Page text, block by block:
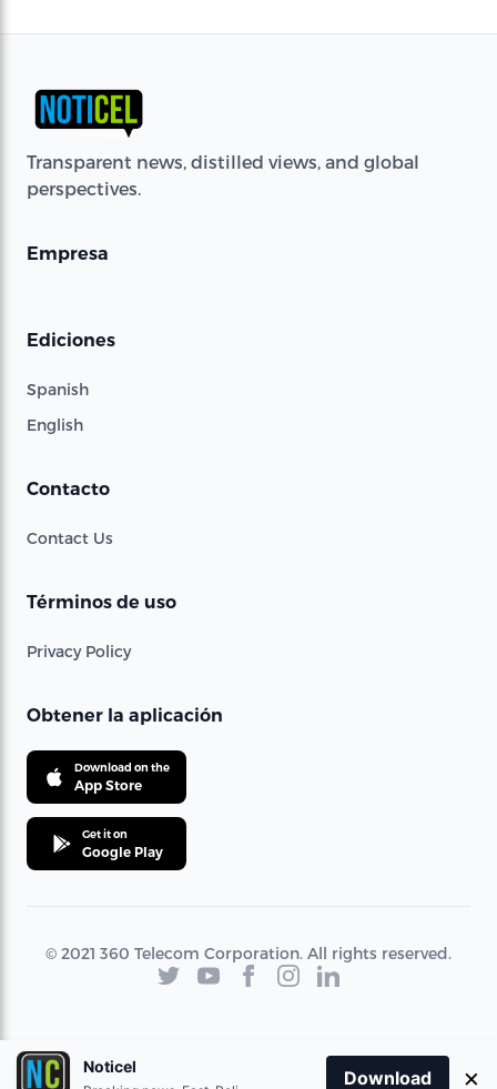
Transparent news, distilled views, and global
perspectives.
Empresa
Ediciones
Spanish
English
Contacto
Contact Us
Términos de uso
Privacy Policy
Obtener la aplicación
Download on the
App Store
Get it on
Google Play
© 2021 360 Telecom Corporation. All rights reserved.
Noticel
Download ×